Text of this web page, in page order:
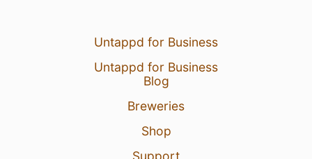
Untappd for Business
Untappd for Business
Blog
Breweries
Shop
Support